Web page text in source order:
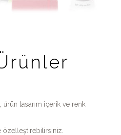
tasarım içerik ve renk
özelleştirebilirsiniz.